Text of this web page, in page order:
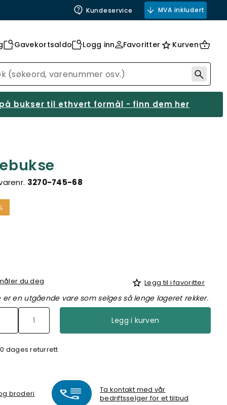
Kundeservice MVA inkludert
Gavekortsaldo Logg inn Favoritter Kurven
bukser til ethvert formål - finn dem her
3270-745-68
du deg Legg til i favoritter
en utgående vare som selges så lenge lageret rekker.
Legg i kurven
dages returrett
broderi
Ta kontakt med vår
bedriftsselger for et tilbud